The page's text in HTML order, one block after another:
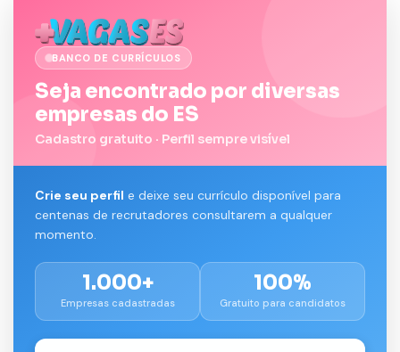
BANCO DE CURRÍCULOS
Seja encontrado por diversas
empresas do ES
Cadastro gratuito · Perfil sempre visível
Crie seu perfil e deixe seu currículo disponível para
centenas de recrutadores consultarem a qualquer
momento.
1.000+
Empresas cadastradas
100%
Gratuito para candidatos